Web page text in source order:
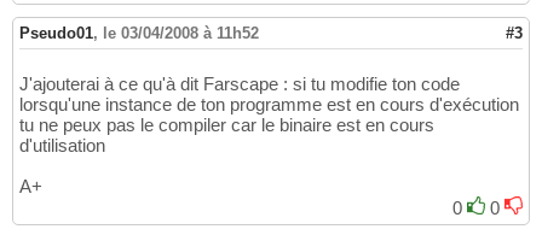
Pseudo01, le 03/04/2008 à 11h52 #3
J'ajouterai à ce qu'à dit Farscape : si tu modifie ton code
lorsqu'une instance de ton programme est en cours d'exécution
tu ne peux pas le compiler car le binaire est en cours
d'utilisation
A+
0
0